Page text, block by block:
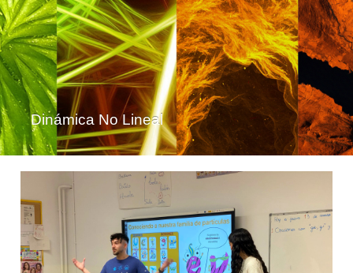
Dinámica No Lineal